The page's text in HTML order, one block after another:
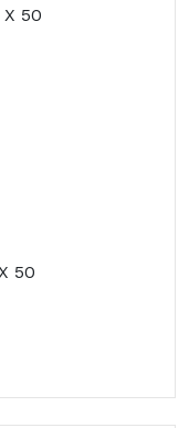
50